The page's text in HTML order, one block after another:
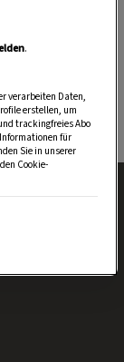
.
verarbeiten Daten,
erstellen, um
trackingfreies Abo
für
Sie in unserer
Cookie-